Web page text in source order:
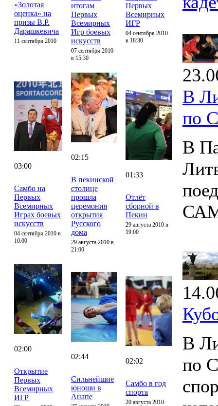
«Золотая
оценка» на
призы В.Р.
Дарашкевича
11 сентября 2010
итогам
Первых
Всемирных
Игр боевых
искусств
07 сентября 2010
в 15:30
Первых
Всемирных
ИГР
04 сентября 2010
в 18:30
03:00
Самбо на
Первых
Всемирных
Играх боевых
искусств
04 сентября 2010 в
10:00
02:15
В пекинской
столице
прошла
церемония
открытия
Русского
дома
29 августа 2010 в
21:00
01:33
Отлёт
сборной в
Пекин
29 августа 2010 в
19:00
02:00
Открытие
Первых
Всемирных
ИГР
02:44
Сильнейшие
юноши в
Анапе
02:02
Самбо в год
спорта
20 августа 2010
В
по
В
В
по